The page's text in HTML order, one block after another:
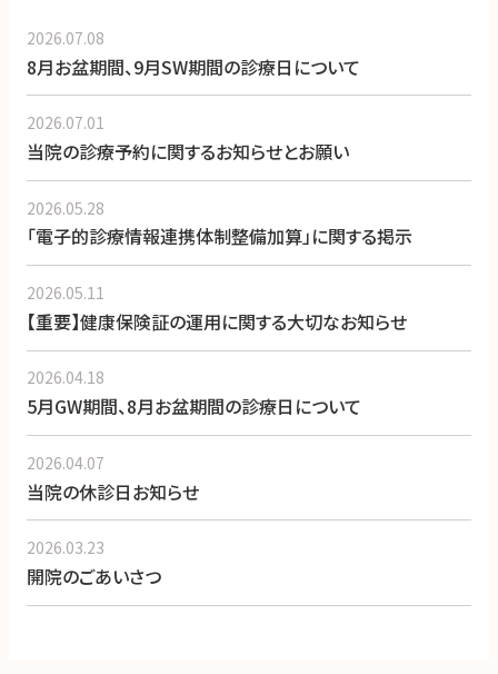
2026.07.08
8月お盆期間、9月SW期間の診療日について
2026.07.01
当院の診療予約に関するお知らせとお願い
2026.05.28
「電子的診療情報連携体制整備加算」に関する掲示
2026.05.11
【重要】健康保険証の運用に関する大切なお知らせ
2026.04.18
5月GW期間、8月お盆期間の診療日について
2026.04.07
当院の休診日お知らせ
2026.03.23
開院のごあいさつ